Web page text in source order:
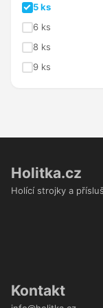
5 ks
6 ks
8 ks
9 ks
Holitka.cz
Holící strojky a
Kontakt